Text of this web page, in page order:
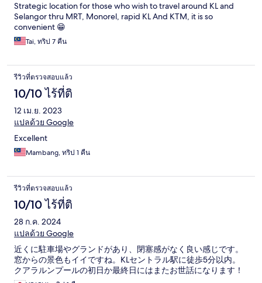
Strategic location for those who wish to travel around KL and
Selangor thru MRT, Monorel, rapid KL And KTM, it is so
convenient 😁
Tai, ทริป 7 คืน
รีวิวที่ตรวจสอบแล้ว
10/10 ไร้ที่ติ
12 เม.ย. 2023
แปลด้วย Google
Excellent
Mambang, ทริป 1 คืน
รีวิวที่ตรวจสอบแล้ว
10/10 ไร้ที่ติ
28 ก.ค. 2024
แปลด้วย Google
近くに駐車場やグランドがあり、閉塞感がなく良い感じです。
窓からの景色もイイですね。KLセントラル駅に徒歩5分以内。
クアラルンプールの初日か最終日にはまたお世話になります！